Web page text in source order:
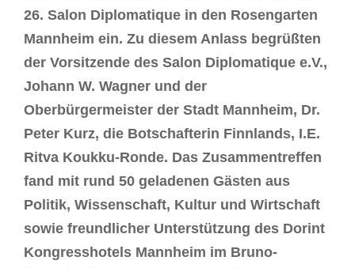
26. Salon Diplomatique in den Rosengarten
Mannheim ein. Zu diesem Anlass begrüßten
der Vorsitzende des Salon Diplomatique e.V.,
Johann W. Wagner und der
Oberbürgermeister der Stadt Mannheim, Dr.
Peter Kurz, die Botschafterin Finnlands, I.E.
Ritva Koukku-Ronde. Das Zusammentreffen
fand mit rund 50 geladenen Gästen aus
Politik, Wissenschaft, Kultur und Wirtschaft
sowie freundlicher Unterstützung des Dorint
Kongresshotels Mannheim im Bruno-